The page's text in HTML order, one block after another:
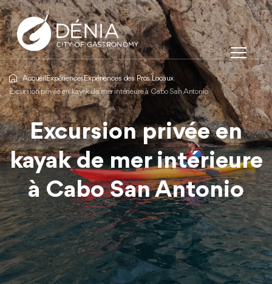
AccueilExpériencesExpériences des Pros Locaux
Excursion privée en kayak de mer intérieure à Cabo San Antonio
Excursion privée en
kayak de mer intérieure
à Cabo San Antonio